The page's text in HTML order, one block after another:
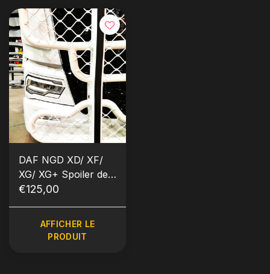
DAF NGD XD/ XF/
XG/ XG+ Spoiler de
phares
€125,00
AFFICHER LE
PRODUIT